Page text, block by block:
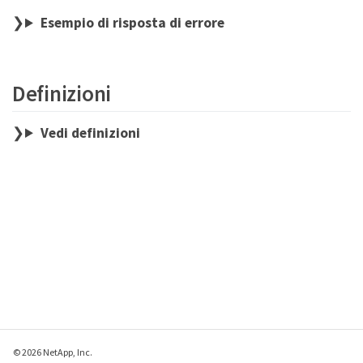
Esempio di risposta di errore
Definizioni
Vedi definizioni
© 2026 NetApp, Inc.